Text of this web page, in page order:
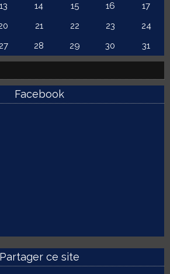
13 14 15 16
17
21 22 23
24
27 28 29 30 31
Facebook
Partager ce site